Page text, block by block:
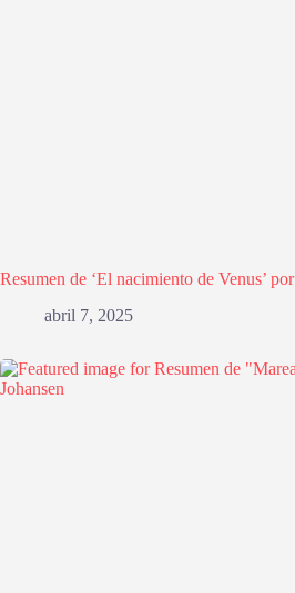
Resumen de ‘El nacimiento de Venus’
abril 7, 2025